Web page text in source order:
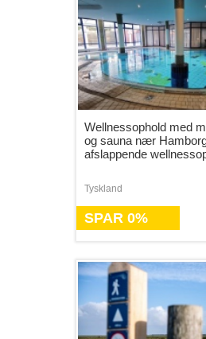
Wellnessophold med
og sauna nær
afslappende
Tyskland
SPAR 0%